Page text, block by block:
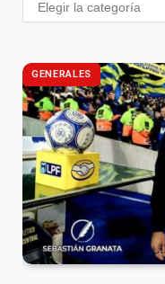
GENERALES